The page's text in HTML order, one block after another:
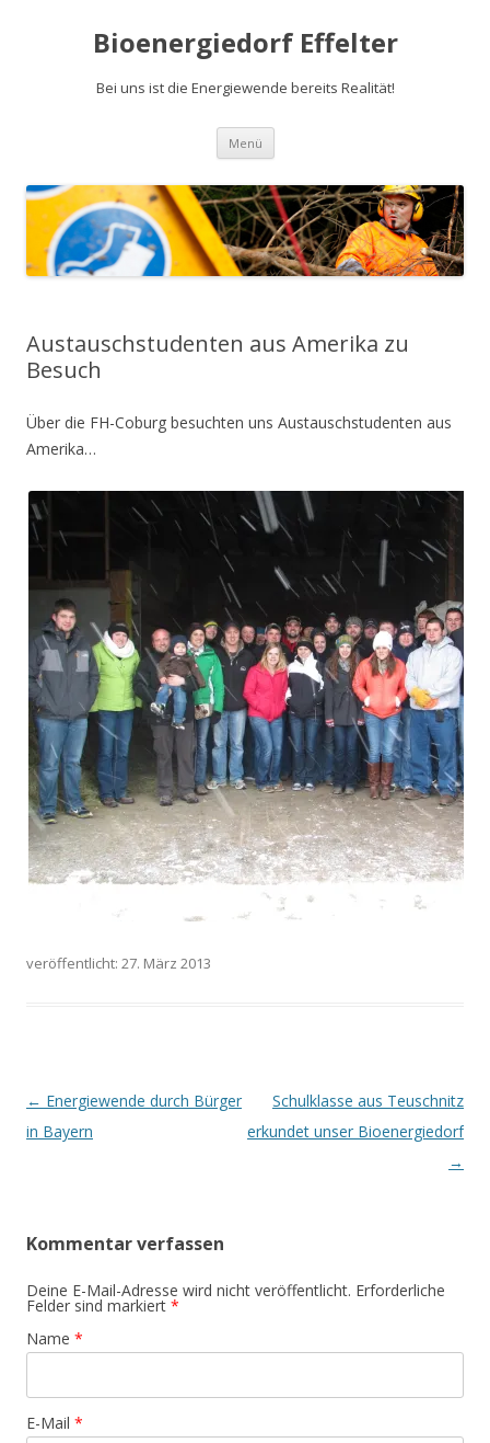
Bioenergiedorf Effelter
Bei uns ist die Energiewende bereits Realität!
Menü Zum Inhalt springen
Austauschstudenten aus Amerika zu
Besuch
Über die FH-Coburg besuchten uns Austauschstudenten aus
Amerika…
veröffentlicht: 27. März 2013
Artikel-Navigation
← Energiewende durch Bürger
in Bayern
Schulklasse aus Teuschnitz
erkundet unser Bioenergiedorf
→
Kommentar verfassen
Deine E-Mail-Adresse wird nicht veröffentlicht. Erforderliche
Felder sind markiert *
Name *
E-Mail *